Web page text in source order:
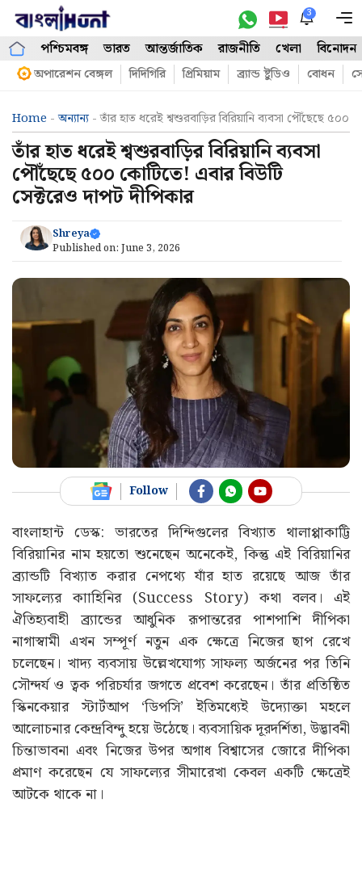
Skip
content
3
পশ্চিমবঙ্গ ভারত আন্তর্জাতিক রাজনীতি খেলা বিনোদন
অপারেশন বেঙ্গল দিদিগিরি প্রিমিয়াম ব্র্যান্ড ষ্টুডিও বোধন
Home -অন্যান্য-তাঁর হাত ধরেই শ্বশুরবাড়ির বিরিয়ানি ব্যবসা পৌঁছেছে ৫০০
তাঁর হাত ধরেই শ্বশুরবাড়ির বিরিয়ানি ব্যবসা
পৌঁছেছে ৫০০ কোটিতে! এবার বিউটি
সেক্টরেও দাপট দীপিকার
Shreya
Published on: June 3, 2026
Follow
বাংলাহান্ট ডেস্ক: ভারতের দিন্দিগুলের বিখ্যাত থালাপ্পাকাট্টি
বিরিয়ানির নাম হয়তো শুনেছেন অনেকেই, কিন্তু এই বিরিয়ানির
ব্র্যান্ডটি বিখ্যাত করার নেপথ্যে যাঁর হাত রয়েছে আজ তাঁর
সাফল্যের কাাহিনির (Success Story) কথা বলব। এই
ঐতিহ্যবাহী ব্র্যান্ডের আধুনিক রূপান্তরের পাশপাশিদীপিকা
নাগাস্বামী এখন সম্পূর্ণ নতুন এক ক্ষেত্রে নিজের ছাপ রেখে
চলেছেন। খাদ্য ব্যবসায় উল্লেখযোগ্য সাফল্য অর্জনের পর তিনি
সৌন্দর্য ও ত্বক পরিচর্যার জগতে প্রবেশ করেছেন। তাঁর প্রতিষ্ঠিত
স্কিনকেয়ার স্টার্টআপ ‘ডিপসি’ ইতিমধ্যেই উদ্যোক্তা মহলে
আলোচনার কেন্দ্রবিন্দু হয়ে উঠেছে। ব্যবসায়িক দূরদর্শিতা, উদ্ভাবনী
চিন্তাভাবনা এবং নিজের উপর অগাধ বিশ্বাসের জোরে দীপিকা
প্রমাণ করেছেন যে সাফল্যের সীমারেখা কেবল একটি ক্ষেত্রেই
আটকে থাকে না।